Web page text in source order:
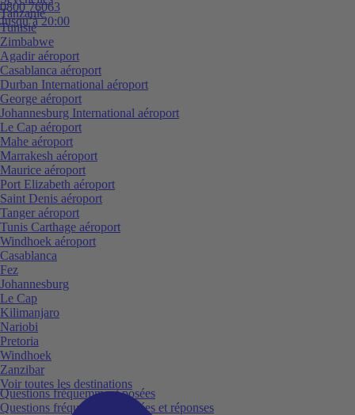
0800 76063
Jusqu’à 20:00
Questions fréquemment posées
Questions fréquemment posées et réponses
Tanzanie
Tunisie
Zimbabwe
Agadir aéroport
Casablanca aéroport
Durban International aéroport
George aéroport
Johannesburg International aéroport
Le Cap aéroport
Mahe aéroport
Marrakesh aéroport
Maurice aéroport
Port Elizabeth aéroport
Saint Denis aéroport
Tanger aéroport
Tunis Carthage aéroport
Windhoek aéroport
Casablanca
Fez
Johannesburg
Le Cap
Kilimanjaro
Nariobi
Pretoria
Windhoek
Zanzibar
Voir toutes les destinations